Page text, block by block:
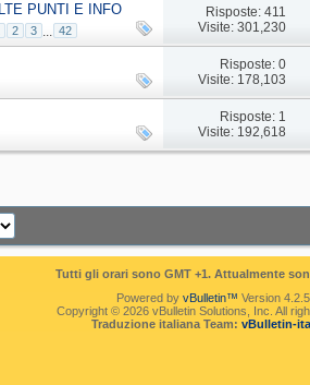
PUNTI E INFO
2 3 ... 42
Risposte: 411
Visite: 301,230
Risposte: 0
Visite: 178,103
Risposte: 1
Visite: 192,618
Tutti gli orari sono GMT +1. Attualmente
Powered by vBulletin™ Version 4.2.5
Copyright © 2026 vBulletin Solutions, Inc. All
Traduzione italiana Team: vBulletin-